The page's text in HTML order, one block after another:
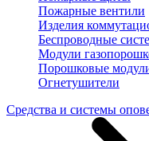
Пожарные вентили
Изделия
Беспроводные
Модули
Порошковые
Огнетушители
Средства и системы